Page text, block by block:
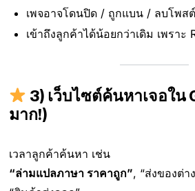
เพจอาจโดนปิด / ถูกแบน / ลบโพส
เข้าถึงลูกค้าได้น้อยกว่าเดิม เพราะ
3) เว็บไซต์ค้นหาเจอใน
มาก!)
เวลาลูกค้าค้นหา เช่น
“ล่ามแปลภาษา ราคาถูก”, “ส่งของต่า